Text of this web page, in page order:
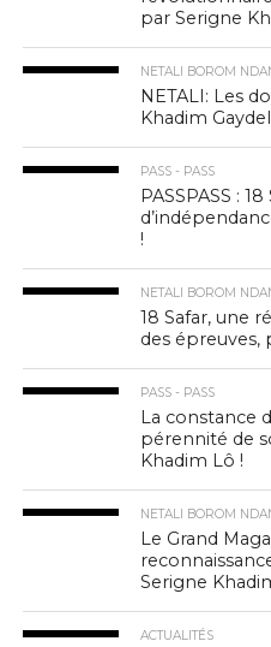
par Serigne
NETALI BOROM
NETALI: Les
Khadim
PASS - PASS
PASSPASS :
!
NETALI BOROM
18 Safar, une
des épreuves,
PASS - PASS
La constance
pérennité de
Khadim Lô !
NETALI BOROM
Le Grand
Serigne
ACTUALITÉS